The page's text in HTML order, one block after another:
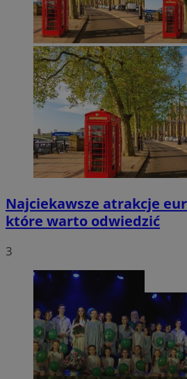
Najciekawsze atrakcje
które warto odwiedzić
3